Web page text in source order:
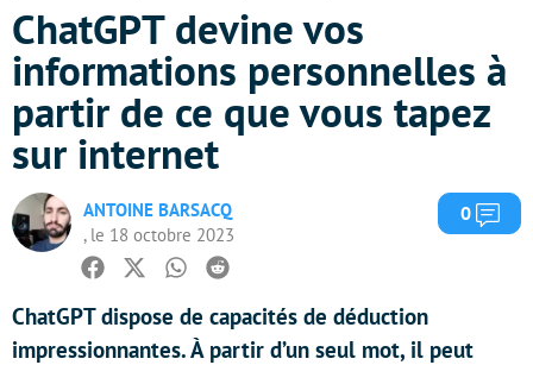
ChatGPT devine vos
informations personnelles à
partir de ce que vous tapez
sur internet
ANTOINE BARSACQ
, le 18 octobre 2023
0
Facebook
TwitterWhatsapp
Reddit
ChatGPT dispose de capacités de déduction
impressionnantes. À partir d’un seul mot, il peut